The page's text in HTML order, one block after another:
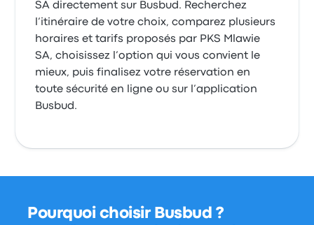
SA directement sur Busbud. Recherchez
l’itinéraire de votre choix, comparez plusieurs
horaires et tarifs proposés par PKS Mlawie
SA, choisissez l’option qui vous convient le
mieux, puis finalisez votre réservation en
toute sécurité en ligne ou sur l’application
Busbud.
Pourquoi choisir Busbud ?